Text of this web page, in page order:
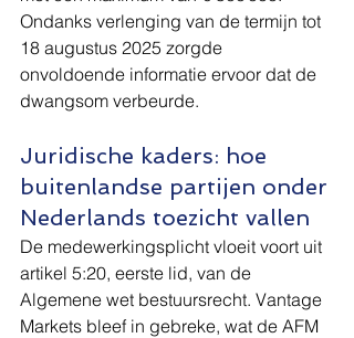
Ondanks verlenging van de termijn tot
18 augustus 2025 zorgde
onvoldoende informatie ervoor dat de
dwangsom verbeurde.
Juridische kaders: hoe
buitenlandse partijen onder
Nederlands toezicht vallen
De medewerkingsplicht vloeit voort uit
artikel 5:20, eerste lid, van de
Algemene wet bestuursrecht. Vantage
Markets bleef in gebreke, wat de AFM